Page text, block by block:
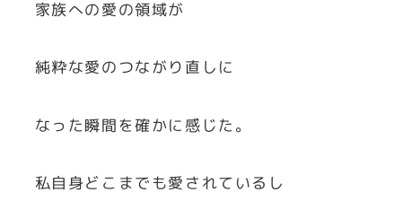
家族への愛の領域が
純粋な愛のつながり直しに
なった瞬間を確かに感じた。
私自身どこまでも愛されているし